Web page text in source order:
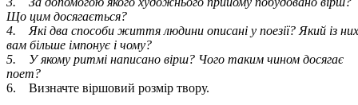
Що цим досягається?
4. Які два способи життя людини описані у поезії? Який із них
вам більше імпонує і чому?
5. У якому ритмі написано вірш? Чого таким чином досягає
поет?
6. Визначте віршовий розмір твору.